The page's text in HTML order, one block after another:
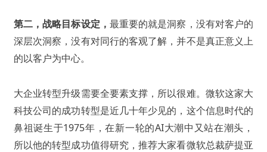
第二，战略目标设定， 最重要的就是洞察，没有对客户的
深层次洞察，没有对同行的客观了解，并不是真正意义上
的以客户为中心。
大企业转型升级需要全要素支撑，所以很难。微软这家大
科技公司的成功转型是近几十年少见的，这个信息时代的
鼻祖诞生于1975年，在新一轮的AI大潮中又站在潮头，
所以他的转型成功值得研究，推荐大家看微软总裁萨提亚